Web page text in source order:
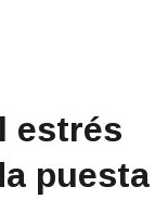
estrés
puesta